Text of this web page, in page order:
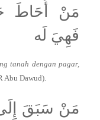
مَنْ أَحَاطَ
فَهِيَ لَه
tanah dengan pagar,
Abu Dawud).
مَنْ سَبَقَ